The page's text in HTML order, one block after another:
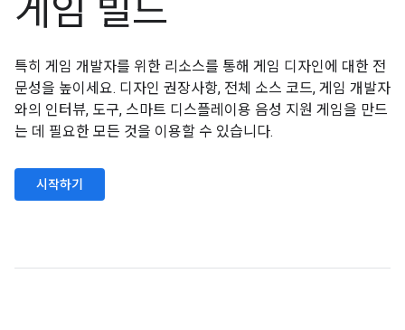
게임 빌드
특히 게임 개발자를 위한 리소스를 통해 게임 디자인에 대한 전
문성을 높이세요. 디자인 권장사항, 전체 소스 코드, 게임 개발자
와의 인터뷰, 도구, 스마트 디스플레이용 음성 지원 게임을 만드
는 데 필요한 모든 것을 이용할 수 있습니다.
시작하기